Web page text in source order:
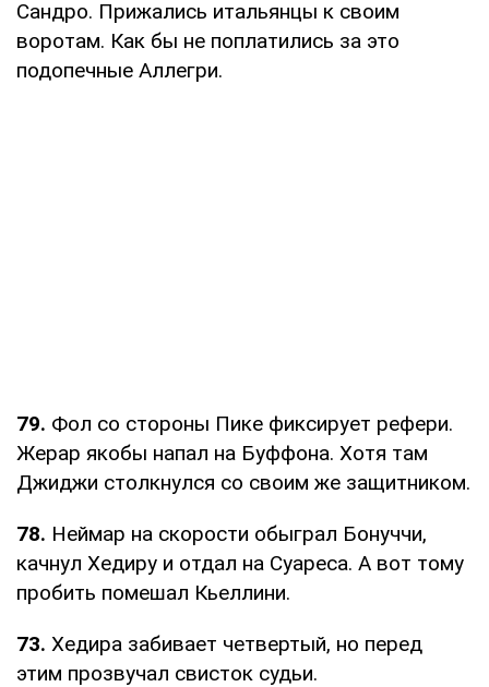
Сандро. Прижались итальянцы к своим
воротам. Как бы не поплатились за это
подопечные Аллегри.
79. Фол со стороны Пике фиксирует рефери.
Жерар якобы напал на Буффона. Хотя там
Джиджи столкнулся со своим же защитником.
78. Неймар на скорости обыграл Бонуччи,
качнул Хедиру и отдал на Суареса. А вот тому
пробить помешал Кьеллини.
73. Хедира забивает четвертый, но перед
этим прозвучал свисток судьи.